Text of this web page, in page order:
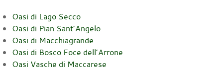
Oasi di Lago Secco
Oasi di Pian Sant’Angelo
Oasi di Macchiagrande
Oasi di Bosco Foce dell’Arrone
Oasi Vasche di Maccarese